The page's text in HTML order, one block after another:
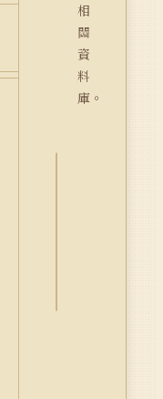
相
關
資
料
庫。